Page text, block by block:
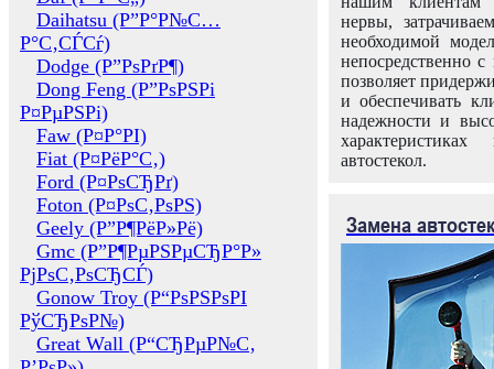
Daihatsu (Р”Р°Р№С…
Р°С‚СЃСѓ)
Dodge (Р”РѕРґР¶)
Dong Feng (Р”РѕРЅРі
Р¤РµРЅРі)
Faw (Р¤Р°РІ)
Fiat (Р¤РёР°С‚)
Ford (Р¤РѕСЂРґ)
Foton (Р¤РѕС‚РѕРЅ)
Geely (Р”Р¶РёР»Рё)
Gmc (Р”Р¶РµРЅРµСЂР°Р»
РјРѕС‚РѕСЂСЃ)
Gonow Troy (Р“РѕРЅРѕРІ
РўСЂРѕР№)
Great Wall (Р“СЂРµР№С‚
нервы,
необходимой
непосредственно
позволяет
и обеспечивать
надежности и
автостекол.
Замена